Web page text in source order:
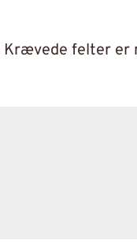
Krævede felter er